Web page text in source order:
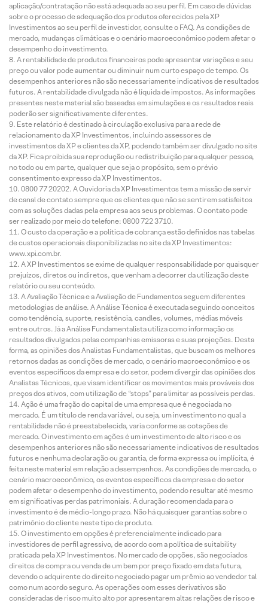
aplicação/contratação não está adequada ao seu perfil. Em caso de dúvidas
sobre o processo de adequação dos produtos oferecidos pela XP
Investimentos ao seu perfil de investidor, consulte o FAQ. As condições de
mercado, mudanças climáticas e o cenário macroeconômico podem afetar o
desempenho do investimento.
A rentabilidade de produtos financeiros pode apresentar variações e seu
preço ou valor pode aumentar ou diminuir num curto espaço de tempo. Os
desempenhos anteriores não são necessariamente indicativos de resultados
futuros. A rentabilidade divulgada não é líquida de impostos. As informações
presentes neste material são baseadas em simulações e os resultados reais
poderão ser significativamente diferentes.
Este relatório é destinado à circulação exclusiva para a rede de
relacionamento da XP Investimentos, incluindo assessores de
investimentos da XP e clientes da XP, podendo também ser divulgado no site
da XP. Fica proibida sua reprodução ou redistribuição para qualquer pessoa,
no todo ou em parte, qualquer que seja o propósito, sem o prévio
consentimento expresso da XP Investimentos.
0800 77 20202. A Ouvidoria da XP Investimentos tem a missão de servir
de canal de contato sempre que os clientes que não se sentirem satisfeitos
com as soluções dadas pela empresa aos seus problemas. O contato pode
ser realizado por meio do telefone: 0800 722 3710.
O custo da operação e a política de cobrança estão definidos nas tabelas
de custos operacionais disponibilizadas no site da XP Investimentos:
www.xpi.com.br.
A XP Investimentos se exime de qualquer responsabilidade por quaisquer
prejuízos, diretos ou indiretos, que venham a decorrer da utilização deste
relatório ou seu conteúdo.
A Avaliação Técnica e a Avaliação de Fundamentos seguem diferentes
metodologias de análise. A Análise Técnica é executada seguindo conceitos
como tendência, suporte, resistência, candles, volumes, médias móveis
entre outros. Já a Análise Fundamentalista utiliza como informação os
resultados divulgados pelas companhias emissoras e suas projeções. Desta
forma, as opiniões dos Analistas Fundamentalistas, que buscam os melhores
retornos dadas as condições de mercado, o cenário macroeconômico e os
eventos específicos da empresa e do setor, podem divergir das opiniões dos
Analistas Técnicos, que visam identificar os movimentos mais prováveis dos
preços dos ativos, com utilização de “stops” para limitar as possíveis perdas.
Ação é uma fração do capital de uma empresa que é negociada no
mercado. É um título de renda variável, ou seja, um investimento no qual a
rentabilidade não é preestabelecida, varia conforme as cotações de
mercado. O investimento em ações é um investimento de alto risco e os
desempenhos anteriores não são necessariamente indicativos de resultados
futuros e nenhuma declaração ou garantia, de forma expressa ou implícita, é
feita neste material em relação a desempenhos. As condições de mercado, o
cenário macroeconômico, os eventos específicos da empresa e do setor
podem afetar o desempenho do investimento, podendo resultar até mesmo
em significativas perdas patrimoniais. A duração recomendada para o
investimento é de médio-longo prazo. Não há quaisquer garantias sobre o
patrimônio do cliente neste tipo de produto.
O investimento em opções é preferencialmente indicado para
investidores de perfil agressivo, de acordo com a política de suitability
praticada pela XP Investimentos. No mercado de opções, são negociados
direitos de compra ou venda de um bem por preço fixado em data futura,
devendo o adquirente do direito negociado pagar um prêmio ao vendedor tal
como num acordo seguro. As operações com esses derivativos são
consideradas de risco muito alto por apresentarem altas relações de risco e